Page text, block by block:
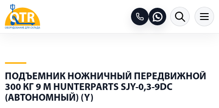
ПОДЪЕМНИК НОЖНИЧНЫЙ ПЕРЕДВИЖНОЙ
300 КГ 9 М HUNTERPARTS SJY-0,3-9DC
(АВТОНОМНЫЙ) (Y)